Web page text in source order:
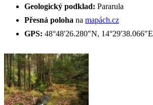
Geologický podklad: Pararula
Přesná poloha na mapách.cz
GPS: 48°48'26.280"N, 14°29'38.066"E